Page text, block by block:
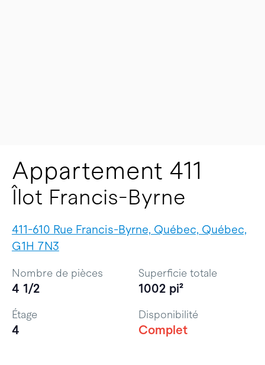
Appartement 411
Îlot Francis-Byrne
411-610 Rue Francis-Byrne, Québec, Québec,
G1H 7N3
Nombre de pièces
4 1/2
Superficie totale
1002 pi²
Étage
4
Disponibilité
Complet